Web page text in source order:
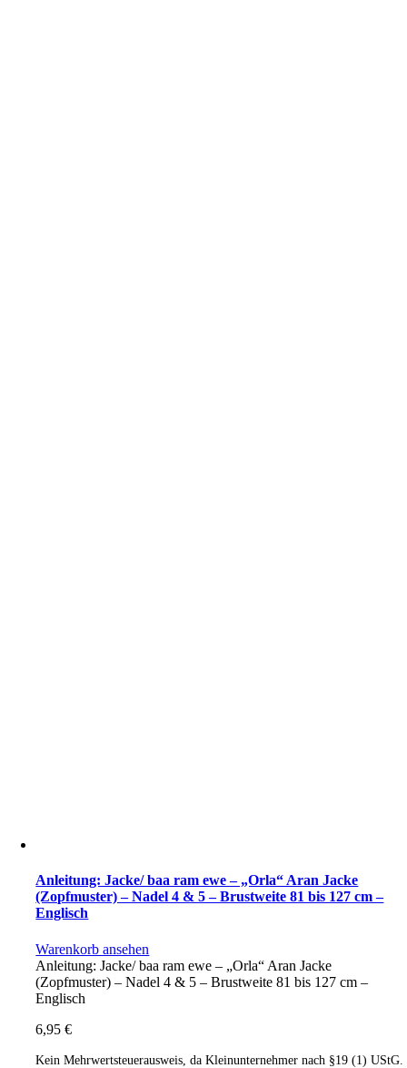
Anleitung: Jacke/ baa ram ewe – „Orla“ Aran Jacke
(Zopfmuster) – Nadel 4 & 5 – Brustweite 81 bis 127 cm –
Englisch
Warenkorb ansehen
Anleitung: Jacke/ baa ram ewe – „Orla“ Aran Jacke
(Zopfmuster) – Nadel 4 & 5 – Brustweite 81 bis 127 cm –
Englisch
6,95€
Kein Mehrwertsteuerausweis, da Kleinunternehmer nach §19 (1) UStG.